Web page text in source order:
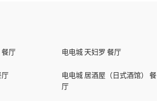
餐厅 电电城 天妇罗 餐厅
厅
电电城 居酒屋（日式酒馆） 餐
厅